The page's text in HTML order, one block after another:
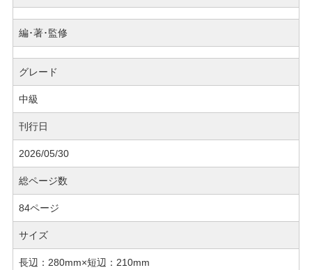
編･著･監修
グレード
中級
刊行日
2026/05/30
総ページ数
84ページ
サイズ
長辺：280mm×短辺：210mm